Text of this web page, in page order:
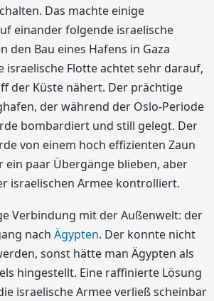
Das machte einige
einander folgende israelische
den Bau eines Hafens in Gaza
israelische Flotte achtet sehr darauf,
der Küste nähert. Der prächtige
der während der Oslo-Periode
bombardiert und still gelegt. Der
von einem hoch effizienten Zaun
ein paar Übergänge blieben, aber
israelischen Armee kontrolliert.
Verbindung mit der Außenwelt: der
nach Ägypten. Der konnte nicht
sonst hätte man Ägypten als
hingestellt. Eine raffinierte Lösung
israelische Armee verließ scheinbar